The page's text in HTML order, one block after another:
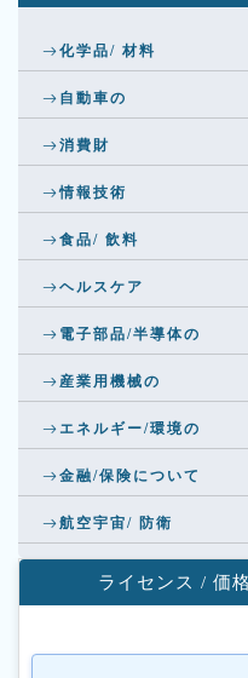
化学品/ 材料
自動車の
消費財
情報技術
食品/ 飲料
ヘルスケア
電子部品/半導体の
産業用機械の
エネルギー/環境の
金融/保険について
航空宇宙/ 防衛
ライセンス / 価